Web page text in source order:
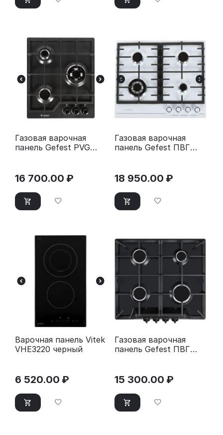
Газовая варочная
панель Gefest PVG
16 700.00 ₽
Газовая варочная
панель Gefest ПВГ
18 950.00 ₽
Варочная панель Vitek
VHE3220 черный
6 520.00 ₽
Газовая варочная
панель Gefest ПВГ
15 300.00 ₽